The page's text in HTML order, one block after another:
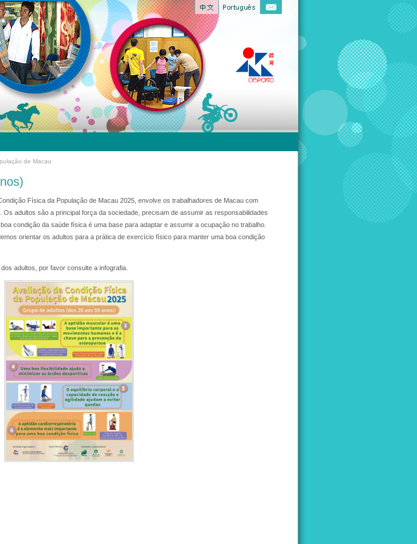
de Macau
Física da População de Macau 2025, envolve os trabalhadores de Macau com
adultos são a principal força da sociedade, precisam de assumir as responsabilidades
condição da saúde física é uma base para adaptar e assumir a ocupação no trabalho.
orientar os adultos para a prática de exercício físico para manter uma boa condição
adultos, por favor consulte a infografia.